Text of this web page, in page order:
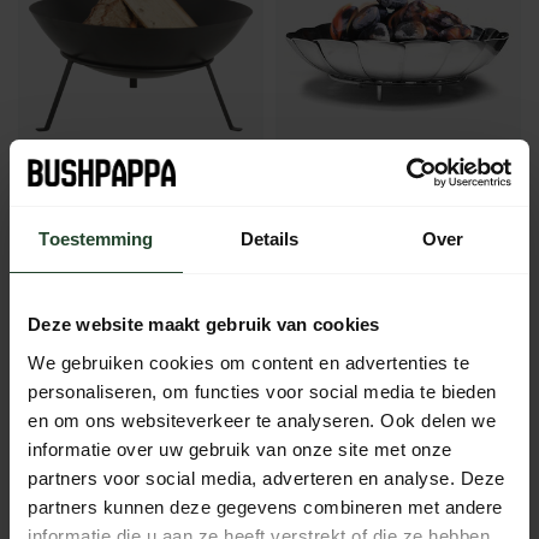
Toestemming Details Over
Deze website maakt gebruik van cookies
We gebruiken cookies om content en advertenties te
personaliseren, om functies voor social media te bieden
en om ons websiteverkeer te analyseren. Ook delen we
informatie over uw gebruik van onze site met onze
partners voor social media, adverteren en analyse. Deze
partners kunnen deze gegevens combineren met andere
Fire pit Ø50 cm
31,95 27,95
Uco FireBowl